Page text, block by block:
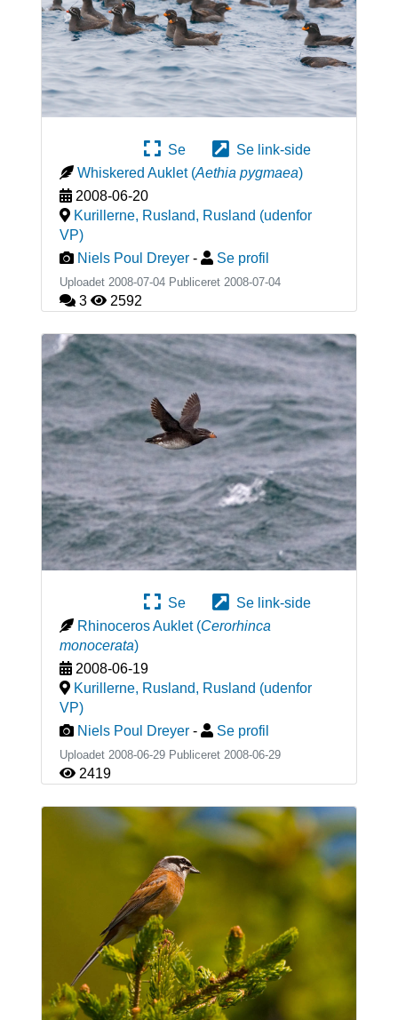
Se
Se link-side
Whiskered Auklet (Aethia pygmaea)
2008-06-20
Kurillerne, Rusland, Rusland (udenfor
VP)
Niels Poul Dreyer - Se profil
Uploadet 2008-07-04 Publiceret 2008-07-04
3 2592
Se
Se link-side
Rhinoceros Auklet (Cerorhinca
monocerata)
2008-06-19
Kurillerne, Rusland, Rusland (udenfor
VP)
Niels Poul Dreyer - Se profil
Uploadet 2008-06-29 Publiceret 2008-06-29
2419